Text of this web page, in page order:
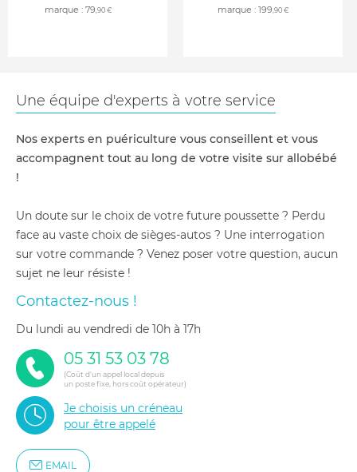
marque : 79,90 € marque : 199,90 €
Une équipe d'experts à votre service
Nos experts en puériculture vous conseillent et vous
accompagnent tout au long de votre visite sur allobébé
!
Un doute sur le choix de votre future poussette ? Perdu
face au vaste choix de sièges-autos ? Une interrogation
sur votre commande ? Venez poser votre question, aucun
sujet ne leur résiste !
Contactez-nous !
du lundi au vendredi de 10h à 17h
05 31 53 03 78
(Coût d'un appel local depuis
un poste fixe, hors coût opérateur)
Je choisis un créneau
pour être appelé
EMAIL